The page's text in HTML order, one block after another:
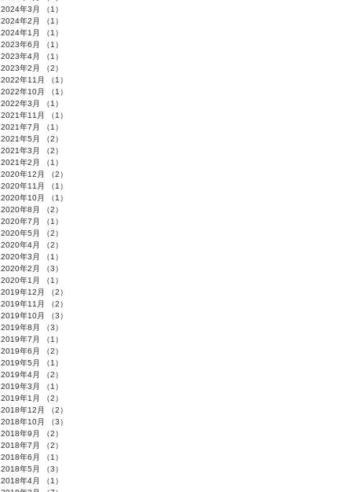
2024年3月
（1）
2024年2月
（1）
2024年1月
（1）
2023年6月
（1）
2023年4月
（1）
2023年2月
（2）
2022年11月
（1）
2022年10月
（1）
2022年3月
（1）
2021年11月
（1）
2021年7月
（1）
2021年5月
（2）
2021年3月
（2）
2021年2月
（1）
2020年12月
（2）
2020年11月
（1）
2020年10月
（1）
2020年8月
（2）
2020年7月
（1）
2020年5月
（2）
2020年4月
（2）
2020年3月
（1）
2020年2月
（3）
2020年1月
（1）
2019年12月
（2）
2019年11月
（2）
2019年10月
（3）
2019年8月
（3）
2019年7月
（1）
2019年6月
（2）
2019年5月
（1）
2019年4月
（2）
2019年3月
（1）
2019年1月
（2）
2018年12月
（2）
2018年10月
（3）
2018年9月
（2）
2018年7月
（2）
2018年6月
（1）
2018年5月
（3）
2018年4月
（1）